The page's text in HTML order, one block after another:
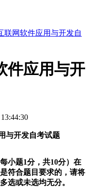
联网软件应用与开发自
件应用与开
与开发自考试题
小题1分，共10分）在
符合题目要求的，请将
选或未选均无分。